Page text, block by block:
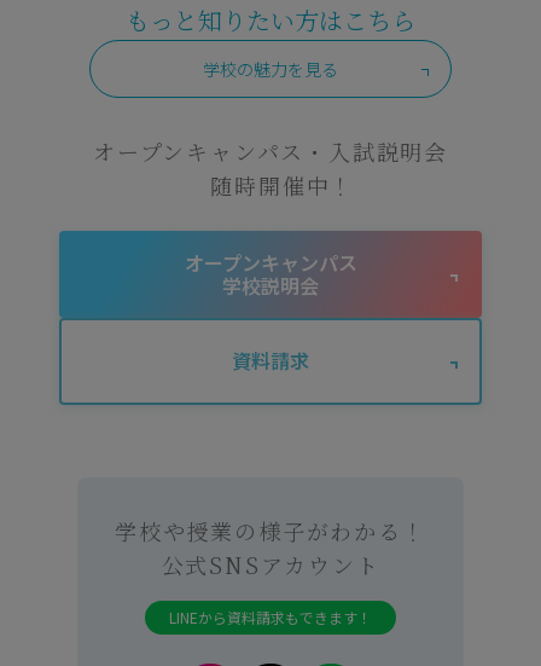
もっと知りたい方はこちら
学校の魅力を見る
オープンキャンパス・入試説明会
随時開催中！
オープンキャンパス
学校説明会
資料請求
学校や授業の様子がわかる！
公式SNSアカウント
LINEから資料請求もできます！